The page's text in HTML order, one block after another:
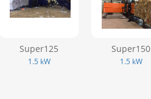
Super125
1.5 kW
Super150
1.5 kW